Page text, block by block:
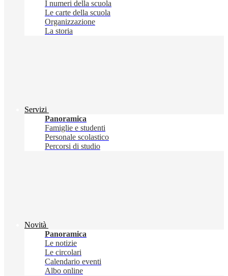
I numeri della scuola
Le carte della scuola
Organizzazione
La storia
Servizi
Panoramica
Famiglie e studenti
Personale scolastico
Percorsi di studio
Novità
Panoramica
Le notizie
Le circolari
Calendario eventi
Albo online